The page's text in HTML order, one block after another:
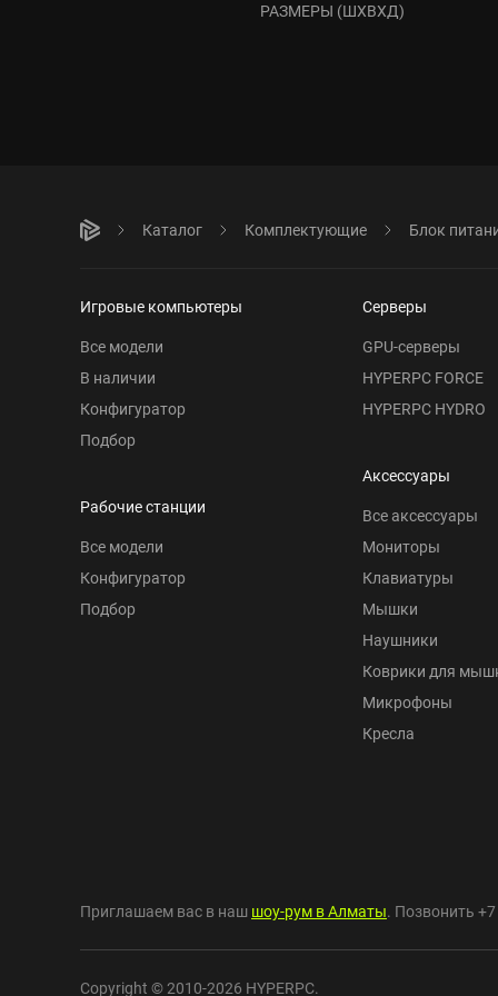
РАЗМЕРЫ (ШXВXД)
Каталог Комплектующие Блок
Игровые компьютеры
Все модели
В наличии
Конфигуратор
Подбор
Рабочие станции
Все модели
Конфигуратор
Подбор
Серверы
GPU-серверы
HYPERPC FORCE
HYPERPC HYDRO
Аксессуары
Все аксессуары
Мониторы
Клавиатуры
Мышки
Наушники
Коврики для
Микрофоны
Кресла
Приглашаем вас в наш шоу-рум в Алматы. Позвонить
Copyright © 2010-2026 HYPERPC.